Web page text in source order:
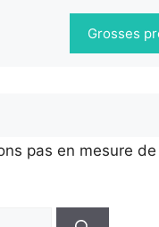
Grosses
pas en mesure